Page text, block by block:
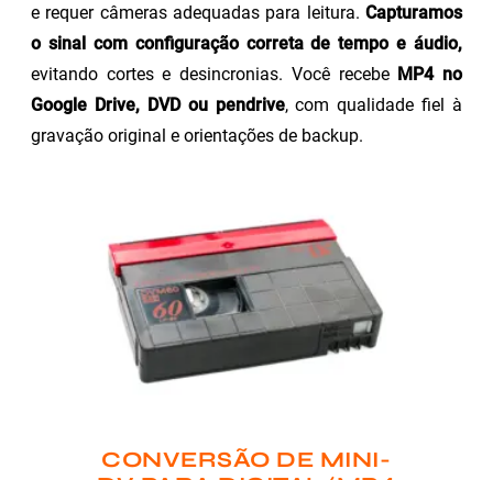
e requer câmeras adequadas para leitura. Capturamos
o sinal com configuração correta de tempo e áudio,
evitando cortes e desincronias. Você recebe MP4 no
Google Drive, DVD ou pendrive, com qualidade fiel à
gravação original e orientações de backup.
CONVERSÃO DE MINI-